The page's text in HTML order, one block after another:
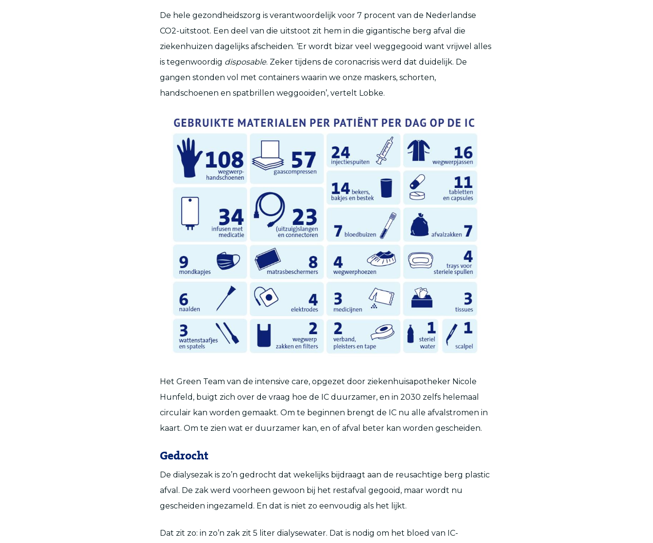
De hele gezondheidszorg is verantwoordelijk voor 7 procent van de Nederlandse
CO2-uitstoot. Een deel van die uitstoot zit hem in die gigantische berg afval die
ziekenhuizen dagelijks afscheiden. ‘Er wordt bizar veel weggegooid want vrijwel alles
is tegenwoordig disposable. Zeker tijdens de coronacrisis werd dat duidelijk. De
gangen stonden vol met containers waarin we onze maskers, schorten,
handschoenen en spatbrillen weggooiden’, vertelt Lobke.
Het Green Team van de intensive care, opgezet door ziekenhuisapotheker Nicole
Hunfeld, buigt zich over de vraag hoe de IC duurzamer, en in 2030 zelfs helemaal
circulair kan worden gemaakt. Om te beginnen brengt de IC nu alle afvalstromen in
kaart. Om te zien wat er duurzamer kan, en of afval beter kan worden gescheiden.
Gedrocht
De dialysezak is zo’n gedrocht dat wekelijks bijdraagt aan de reusachtige berg plastic
afval. De zak werd voorheen gewoon bij het restafval gegooid, maar wordt nu
gescheiden ingezameld. En dat is niet zo eenvoudig als het lijkt.
Dat zit zo: in zo’n zak zit 5 liter dialysewater. Dat is nodig om het bloed van IC-